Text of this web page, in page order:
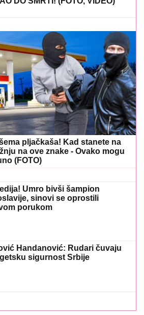
pljačkaša! Kad stanete na
na ove znake - Ovako mogu
(FOTO)
Umro bivši šampion
sinovi se oprostili
porukom
Handanović: Rudari čuvaju
sigurnost Srbije